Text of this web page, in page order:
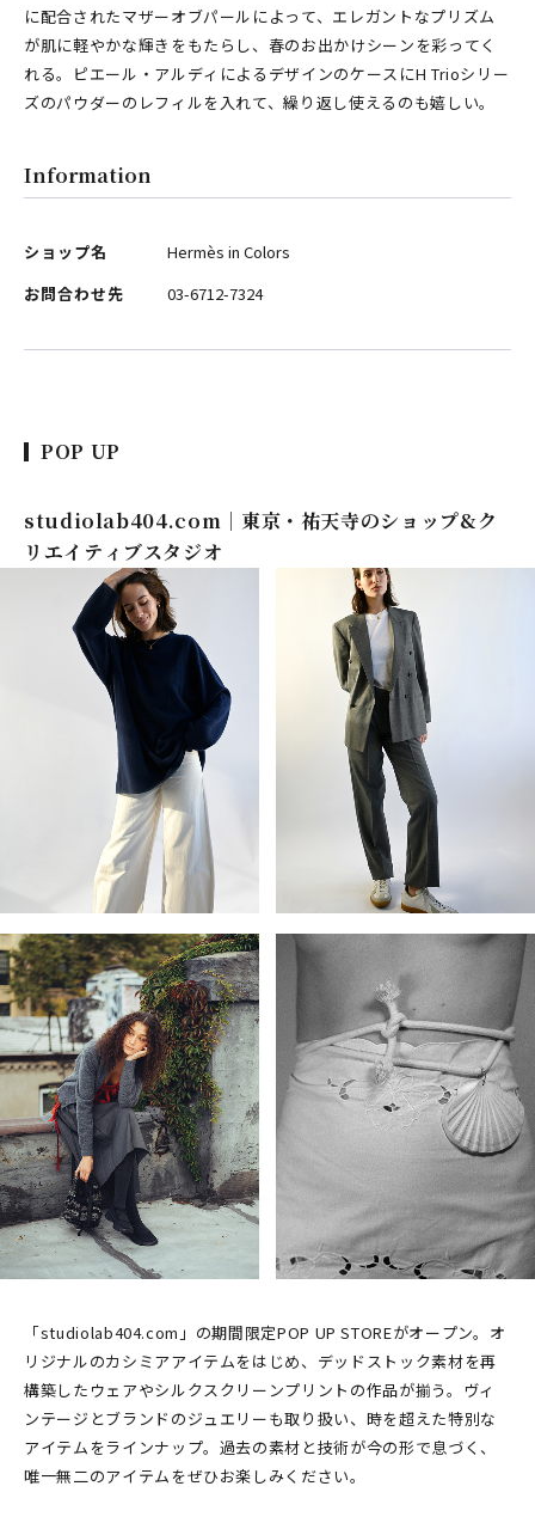
に配合されたマザーオブパールによって、エレガントなプリズム
が肌に軽やかな輝きをもたらし、春のお出かけシーンを彩ってく
れる。ピエール・アルディによるデザインのケースにH Trioシリー
ズのパウダーのレフィルを入れて、繰り返し使えるのも嬉しい。
Information
ショップ名
Hermès in Colors
お問合わせ先
03-6712-7324
POP UP
studiolab404.com｜東京・祐天寺のショップ&ク
リエイティブスタジオ
「studiolab404.com」の期間限定POP UP STOREがオープン。オ
リジナルのカシミアアイテムをはじめ、デッドストック素材を再
構築したウェアやシルクスクリーンプリントの作品が揃う。ヴィ
ンテージとブランドのジュエリーも取り扱い、時を超えた特別な
アイテムをラインナップ。過去の素材と技術が今の形で息づく、
唯一無二のアイテムをぜひお楽しみください。